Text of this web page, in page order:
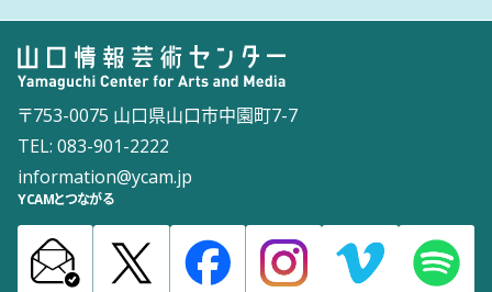
〒753-0075 山口県山口市中園町7-7
TEL: 083-901-2222
information@ycam.jp
YCAMとつながる